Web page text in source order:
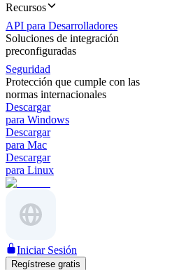
Recursos
API para Desarrolladores
Soluciones de integración
preconfiguradas
Seguridad
Protección que cumple con las
normas internacionales
Descargar
para Windows
Descargar
para Mac
Descargar
para Linux
Iniciar Sesión
Regístrese gratis